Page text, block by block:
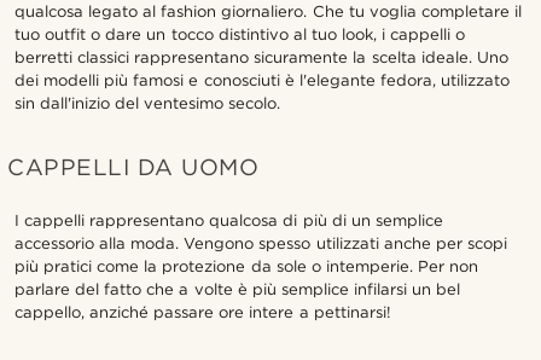
qualcosa legato al fashion giornaliero. Che tu voglia completare il
tuo outfit o dare un tocco distintivo al tuo look, i cappelli o
berretti classici rappresentano sicuramente la scelta ideale. Uno
dei modelli più famosi e conosciuti è l'elegante fedora, utilizzato
sin dall'inizio del ventesimo secolo.
CAPPELLI DA UOMO
I cappelli rappresentano qualcosa di più di un semplice
accessorio alla moda. Vengono spesso utilizzati anche per scopi
più pratici come la protezione da sole o intemperie. Per non
parlare del fatto che a volte è più semplice infilarsi un bel
cappello, anziché passare ore intere a pettinarsi!